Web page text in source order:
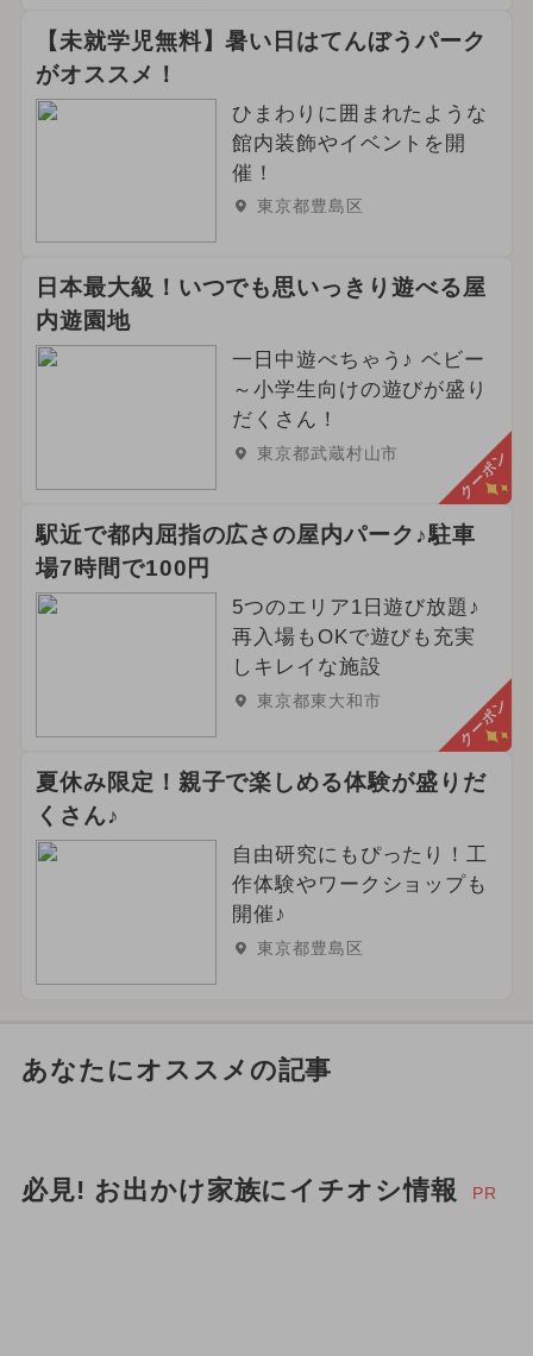
【未就学児無料】暑い日はてんぼうパーク
がオススメ！
ひまわりに囲まれたような
館内装飾やイベントを開
催！
東京都豊島区
日本最大級！いつでも思いっきり遊べる屋
内遊園地
一日中遊べちゃう♪ ベビー
～小学生向けの遊びが盛り
だくさん！
東京都武蔵村山市 クーポン
駅近で都内屈指の広さの屋内パーク♪駐車
場7時間で100円
5つのエリア1日遊び放題♪
再入場もOKで遊びも充実
しキレイな施設
東京都東大和市 クーポン
夏休み限定！親子で楽しめる体験が盛りだ
くさん♪
自由研究にもぴったり！工
作体験やワークショップも
開催♪
東京都豊島区
あなたにオススメの記事
必見! お出かけ家族にイチオシ情報 PR